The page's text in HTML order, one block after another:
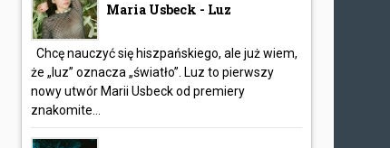
Maria Usbeck - Luz
Chcę nauczyć się hiszpańskiego, ale już wiem,
że „luz” oznacza „światło”. Luz to pierwszy
nowy utwór Marii Usbeck od premiery
znakomite...